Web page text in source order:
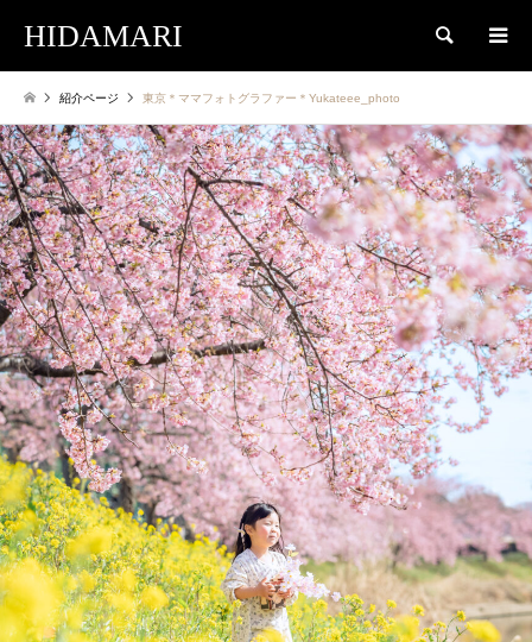
HIDAMARI 検索
紹介ページ 東京＊ママフォトグラファー＊Yukateee_photo